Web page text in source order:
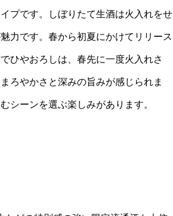
プです。しぼりたて生酒は火入れをせ
力です。春から初夏にかけてリリース
ひやおろしは、春先に一度火入れさ
ろやかさと深みの旨みが感じられま
シーンを選ぶ楽しみがあります。